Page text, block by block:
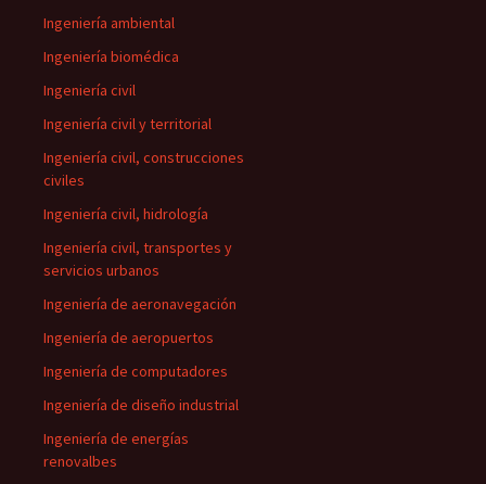
Ingeniería ambiental
Ingeniería biomédica
Ingeniería civil
Ingeniería civil y territorial
Ingeniería civil, construcciones
civiles
Ingeniería civil, hidrología
Ingeniería civil, transportes y
servicios urbanos
Ingeniería de aeronavegación
Ingeniería de aeropuertos
Ingeniería de computadores
Ingeniería de diseño industrial
Ingeniería de energías
renovalbes